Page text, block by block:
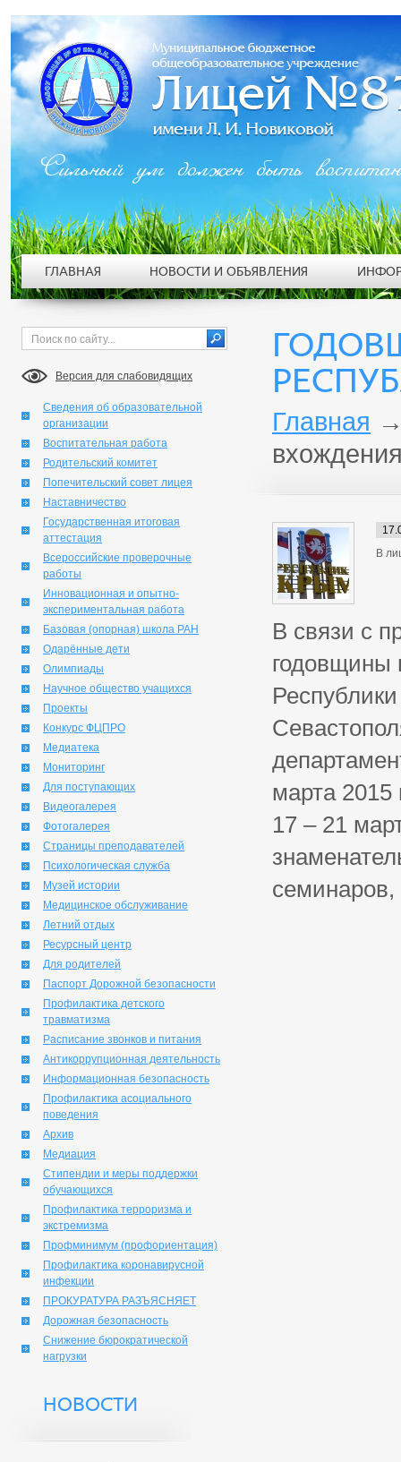
Версия для слабовидящих
Сведения об образовательной
организации
Воспитательная работа
Родительский комитет
Попечительский совет лицея
Наставничество
Государственная итоговая
аттестация
Всероссийские проверочные
работы
Инновационная и опытно-
экспериментальная работа
Базовая (опорная) школа РАН
Одарённые дети
Олимпиады
Научное общество учащихся
Проекты
Конкурс ФЦПРО
Медиатека
Мониторинг
Для поступающих
Видеогалерея
Фотогалерея
Страницы преподавателей
Психологическая служба
Музей истории
Медицинское обслуживание
Летний отдых
Ресурсный центр
Для родителей
Паспорт Дорожной безопасности
Профилактика детского
травматизма
Расписание звонков и питания
Антикоррупционная деятельность
Информационная безопасность
Профилактика асоциального
поведения
Архив
Медиация
Стипендии и меры поддержки
обучающихся
Профилактика терроризма и
экстремизма
Профминимум (профориентация)
Профилактика коронавирусной
инфекции
ПРОКУРАТУРА РАЗЪЯСНЯЕТ
Дорожная безопасность
Снижение бюрократической
нагрузки
НОВОСТИ
Главная
В
В связи с
годовщины
марта 2015
17 – 21
семинаров,
Сильный ум должен быть
ГЛАВНАЯ НОВОСТИ И ОБЪЯВЛЕНИЯ